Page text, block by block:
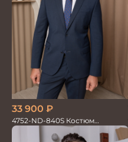
33 900 ₽
4752-ND-840S Костюм
мужской двойка